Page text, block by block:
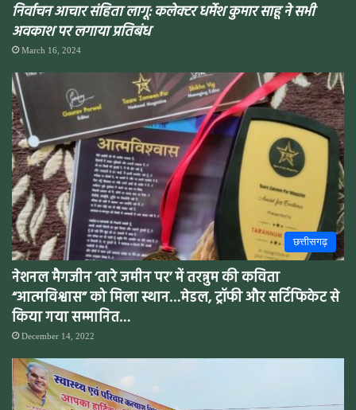
निर्वाचन आचार संहिता लागू: कलेक्टर धर्मेश कुमार साहू ने सभी
अवकाश पर लगाया प्रतिबंध
March 16, 2024
छत्तीसगढ़
नेशनल मैगजीन ‘तारे जमीन पर’ में तरन्नुम की कविता
“आत्मविश्वास” को मिला स्थान…मेडल, ट्रॉफी और सर्टिफिकेट से
किया गया सम्मानित…
December 14, 2022